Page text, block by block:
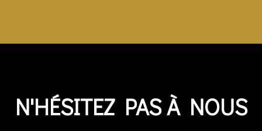
N'HÉSITEZ PAS À NOUS